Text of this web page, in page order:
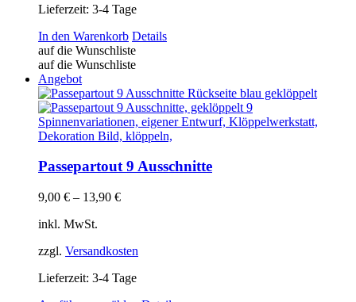
Lieferzeit: 3-4 Tage
In den Warenkorb Details
auf die Wunschliste
auf die Wunschliste
Angebot
Passepartout 9 Ausschnitte
9,00 € – 13,90 €
inkl. MwSt.
zzgl. Versandkosten
Lieferzeit: 3-4 Tage